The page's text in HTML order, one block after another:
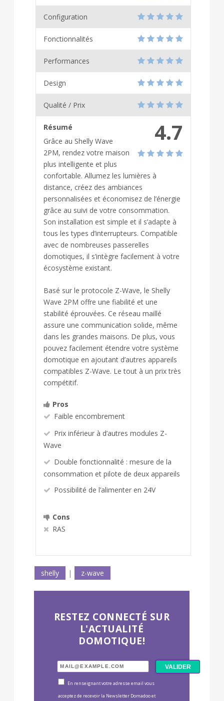
Configuration
Fonctionnalités
Performances
Design
Qualité / Prix
4.7
Résumé
Grâce au Shelly Wave
2PM, rendez votre maison
plus intelligente et plus
confortable. Allumez les lumières à
distance, créez des ambiances
personnalisées et économisez de l’énergie
grâce au suivi de votre consommation.
Son installation est simple et il s’adapte à
tous les types d’interrupteurs. Compatible
avec de nombreuses passerelles
domotiques, il s’intègre facilement à votre
écosystème existant.
Basé sur le protocole Z-Wave, le Shelly
Wave 2PM offre une fiabilité et une
stabilité éprouvées. Ce réseau maillé
assure une communication solide, même
dans les grandes maisons. De plus, vous
pouvez facilement étendre votre système
domotique en ajoutant d’autres appareils
compatibles Z-Wave. Le tout à un prix très
compétitif.
Pros
Faible encombrement
Prix inférieur à d’autres modules Z-
Wave
Double fonctionnalité : mesure de la
consommation et pilote de deux appareils
Possibilité de l’alimenter en 24V
Cons
RAS
shelly | z-wave
RESTEZ CONNECTÉ SUR
L'ACTUALITÉ
DOMOTIQUE!
En renseignant votre adresse email vous
acceptez de recevoir la Newsletter Domadoo et